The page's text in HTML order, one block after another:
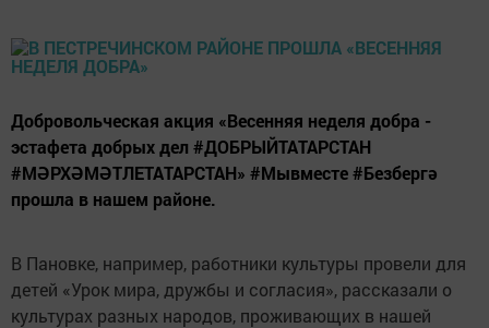
Добровольческая акция «Весенняя неделя добра -
эстафета добрых дел #ДОБРЫЙТАТАРСТАН
#МӘРХӘМӘТЛЕТАТАРСТАН» #Мывместе #Безбергә
прошла в нашем районе.
В Пановке, например, работники культуры провели для
детей «Урок мира, дружбы и согласия», рассказали о
культурах разных народов, проживающих в нашей